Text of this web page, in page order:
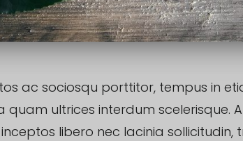
ac sociosqu porttitor, tempus in
quam ultrices interdum scelerisque.
libero nec lacinia sollicitudin,